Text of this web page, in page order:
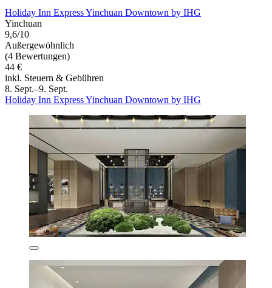
Holiday Inn Express Yinchuan Downtown by IHG
Yinchuan
9,6/10
Außergewöhnlich
(4 Bewertungen)
44 €
inkl. Steuern & Gebühren
8. Sept.–9. Sept.
Holiday Inn Express Yinchuan Downtown by IHG